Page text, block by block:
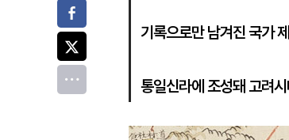
기록으로만 남겨진 국가
통일신라에 조성돼 고려